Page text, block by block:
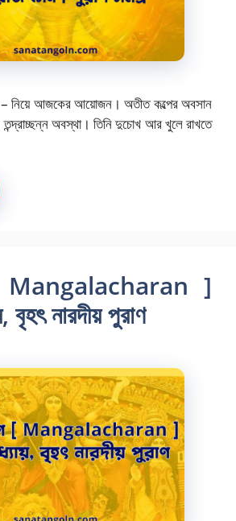
– নিয়ে আজকের আয়োজন। অতীত কল্পের অবসান
অবস্থা। তিনি দুচোখ আর খুলে রাখতে
[ Mangalacharan ]
নারদীয় পুরাণ